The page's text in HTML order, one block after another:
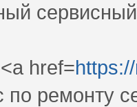
href=
по ремонту